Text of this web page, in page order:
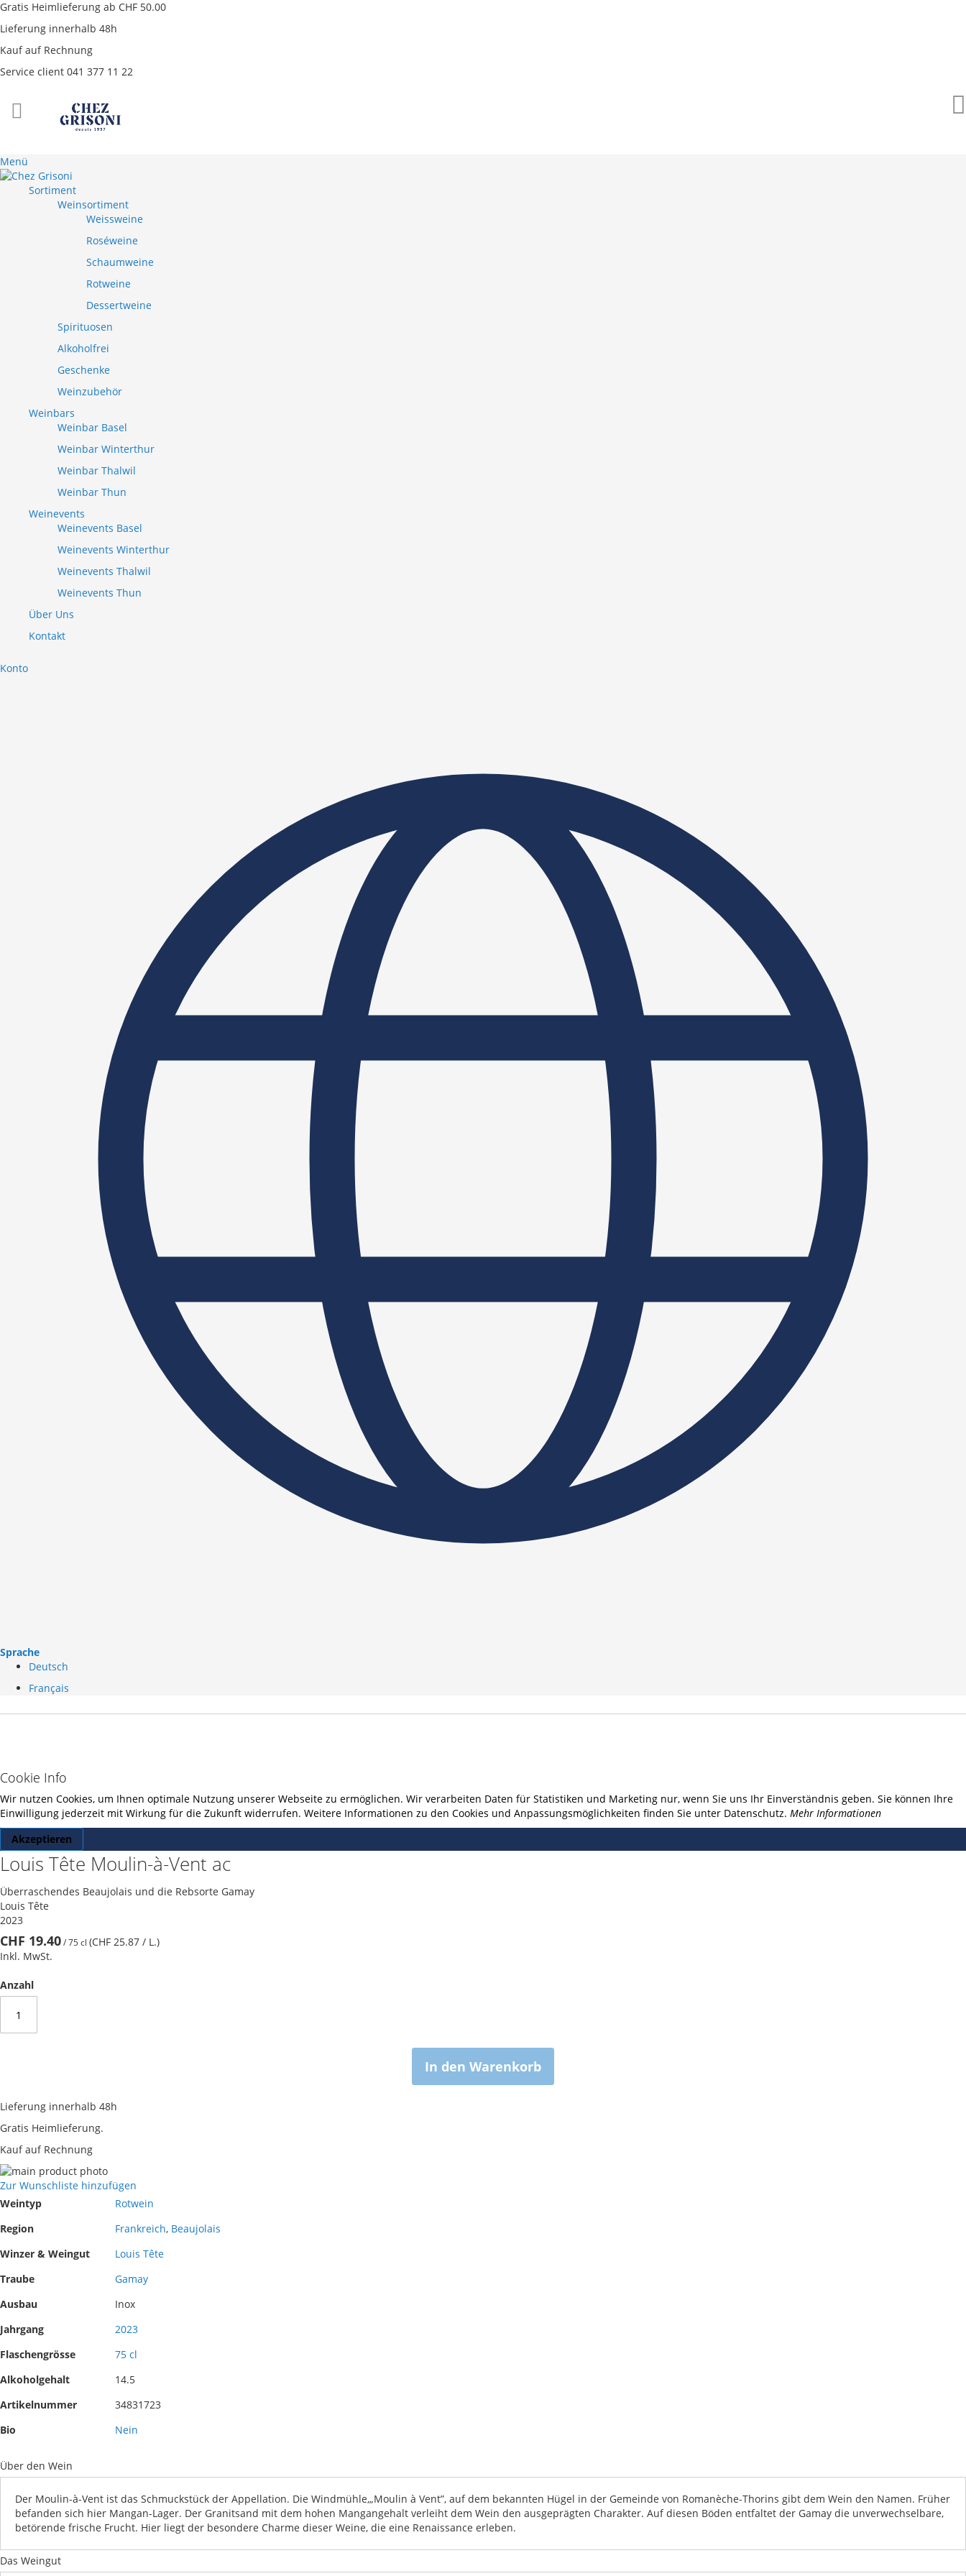
Gratis Heimlieferung ab CHF 50.00
Lieferung innerhalb 48h
Kauf auf Rechnung
Service client 041 377 11 22
Menü
Sortiment
Weinsortiment
Weissweine
Roséweine
Schaumweine
Rotweine
Dessertweine
Spirituosen
Alkoholfrei
Geschenke
Weinzubehör
Weinbars
Weinbar Basel
Weinbar Winterthur
Weinbar Thalwil
Weinbar Thun
Weinevents
Weinevents Basel
Weinevents Winterthur
Weinevents Thalwil
Weinevents Thun
Über Uns
Kontakt
Konto
Sprache
Deutsch
Français
Cookie Info
Wir nutzen Cookies, um Ihnen optimale Nutzung unserer Webseite zu ermöglichen. Wir verarbeiten Daten für Statistiken und Marketing nur, wenn Sie uns Ihr Einverständnis geben. Sie können Ihre
Einwilligung jederzeit mit Wirkung für die Zukunft widerrufen. Weitere Informationen zu den Cookies und Anpassungsmöglichkeiten finden Sie unter Datenschutz. Mehr Informationen
Akzeptieren
Louis Tête Moulin-à-Vent ac
Überraschendes Beaujolais und die Rebsorte Gamay
Louis Tête
2023
CHF 19.40/75 cl (CHF 25.87 / L.)
Inkl. MwSt.
Anzahl
In den Warenkorb
Lieferung innerhalb 48h
Gratis Heimlieferung.
Kauf auf Rechnung
Skip
to
the
of
images
Skip
to
beginning
the
gallery
Zur Wunschliste hinzufügen
Mehr
Informationen
Weintyp
Rotwein
Region
Frankreich, Beaujolais
Winzer & Weingut
Louis Tête
Traube
Gamay
Ausbau
Inox
Jahrgang
2023
Flaschengrösse
75 cl
Alkoholgehalt
14.5
Artikelnummer
34831723
Bio
Nein
Über den Wein
Der Moulin-à-Vent ist das Schmuckstück der Appellation. Die Windmühle,„Moulin à Vent”, auf dem bekannten Hügel in der Gemeinde von Romanèche-Thorins gibt dem Wein den Namen. Früher
befanden sich hier Mangan-Lager. Der Granitsand mit dem hohen Mangangehalt verleiht dem Wein den ausgeprägten Charakter. Auf diesen Böden entfaltet der Gamay die unverwechselbare,
betörende frische Frucht. Hier liegt der besondere Charme dieser Weine, die eine Renaissance erleben.
Das Weingut